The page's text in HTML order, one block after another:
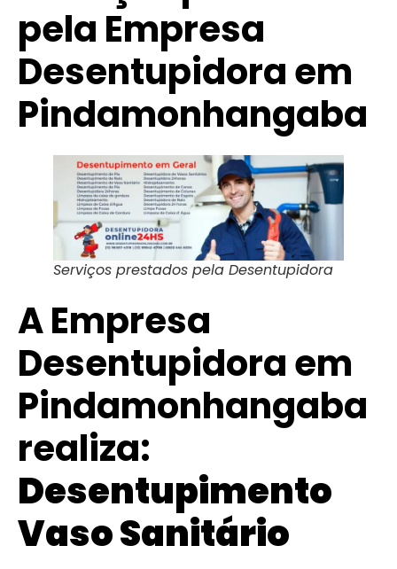
pela Empresa
Desentupidora em
Pindamonhangaba
Serviços prestados pela Desentupidora
A Empresa
Desentupidora em
Pindamonhangaba
realiza:
Desentupimento
Vaso Sanitário